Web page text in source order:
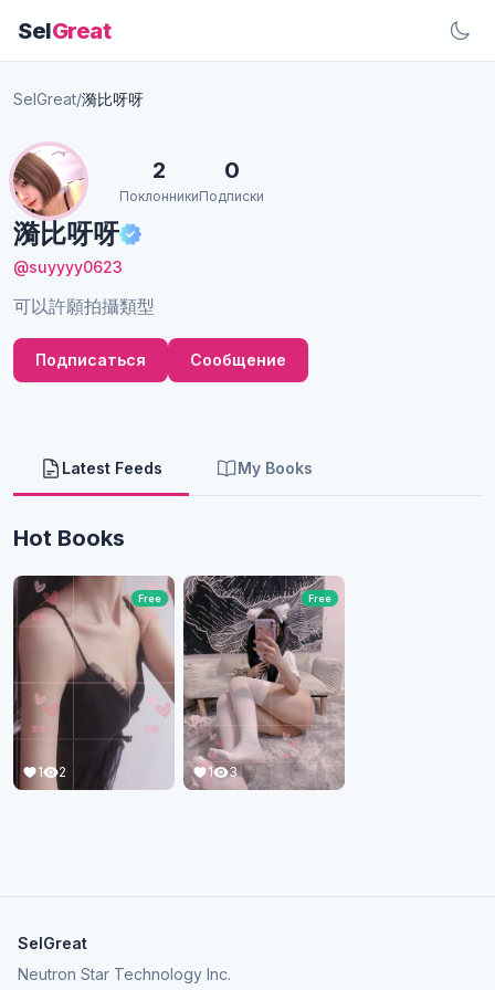
SelGreat
SelGreat/漪比呀呀
漪比呀呀
@suyyyy0623
可以許願拍攝類型
2
Поклонники
0
Подписки
Подписаться Сообщение
Latest Feeds My Books
Hot Books
1 2
Free
1 3
Free
SelGreat
Neutron Star Technology Inc.